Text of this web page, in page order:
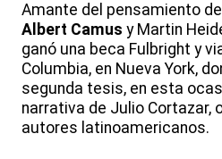
Amante del pensamiento de
Albert Camus y Martin
ganó una beca Fulbright y
Columbia, en Nueva York,
segunda tesis, en esta
narrativa de Julio Cortazar,
autores latinoamericanos.